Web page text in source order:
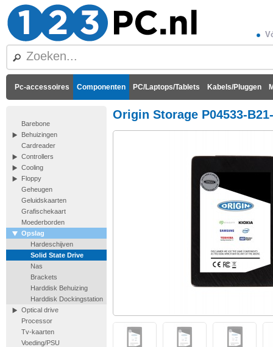
Pc-accessoires Componenten PC/Laptops/Tablets Kabels/Pluggen
Barebone
Behuizingen
Cardreader
Controllers
Cooling
Floppy
Geheugen
Geluidskaarten
Grafischekaart
Moederborden
Opslag
Hardeschijven
Solid State Drive
Nas
Brackets
Harddisk Behuizing
Harddisk Dockingstation
Optical drive
Processor
Tv-kaarten
Voeding/PSU
Origin Storage P04533-